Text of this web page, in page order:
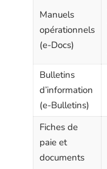
Manuels
opérationnels
(e-Docs)
Bulletins
d’information
(e-Bulletins)
Fiches de
paie et
documents